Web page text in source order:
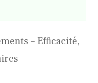
– Efficacité,